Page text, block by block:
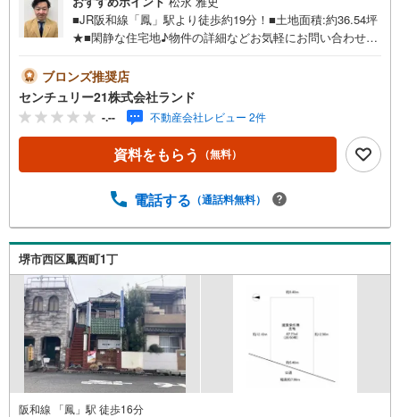
■JR阪和線「鳳」駅より徒歩約19分！■土地面積:約36.54坪
★■閑静な住宅地♪物件の詳細などお気軽にお問い合わせく
ー21ランド北花田本店は・・・ お客様のニーズに寄り添
い、大切なお住まいのご購入に最後まで伴走いたします！●
リフォームのご相談も承っております。●購入・売却・ロー
ンのご相談・・・なんでもお気軽にご相談くださいませ！
〇大阪メトロ御堂筋線「北花田」駅より徒歩約10分！○JR
阪和線「浅香」駅より徒歩約8分！〇営業時間:10:00～20:0
だけますと、スムーズにご案内が可能です。ご連絡お待ち
ブロンズ推奨店
センチュリー21株式会社ランド
-.-- 不動産会社レビュー 2件
資料をもらう （無料）
電話する （通話料無料）
堺市西区鳳西町1丁
阪和線 「鳳」駅 徒歩16分